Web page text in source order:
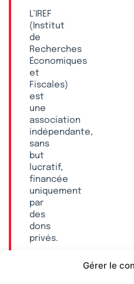
Gérer le
L’IREF
(Institut
de
Recherches
Économiques
et
Fiscales)
est
une
association
indépendante,
sans
but
lucratif,
financée
uniquement
par
des
dons
privés.